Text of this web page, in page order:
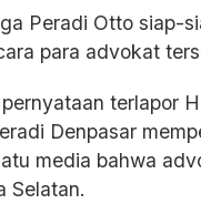
Peradi Otto siap-
para advokat
terlapor
Denpasar
media bahwa
Selatan.